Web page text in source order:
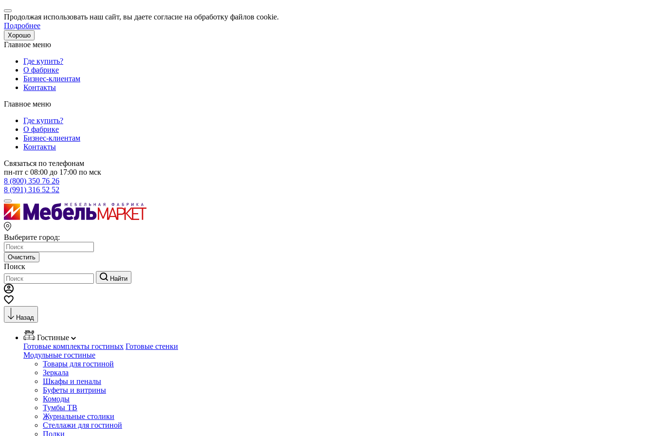
Продолжая использовать наш сайт, вы даете согласие на обработку файлов cookie.
Подробнее
Хорошо
Главное меню
Где купить?
О фабрике
Бизнес-клиентам
Контакты
Главное меню
Где купить?
О фабрике
Бизнес-клиентам
Контакты
Связаться по телефонам
пн-пт с 08:00 до 17:00 по мск
8 (800) 350 76 26
8 (991) 316 52 52
Выберите город:
Очистить
Поиск
Найти
Назад
Гостиные
Готовые комплекты гостиных Готовые стенки
Модульные гостиные
Товары для гостиной
Зеркала
Шкафы и пеналы
Буфеты и витрины
Комоды
Тумбы ТВ
Журнальные столики
Стеллажи для гостиной
Полки